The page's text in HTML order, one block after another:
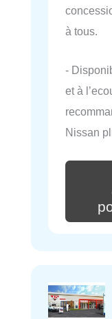
à tous.
-
et à
Nissan